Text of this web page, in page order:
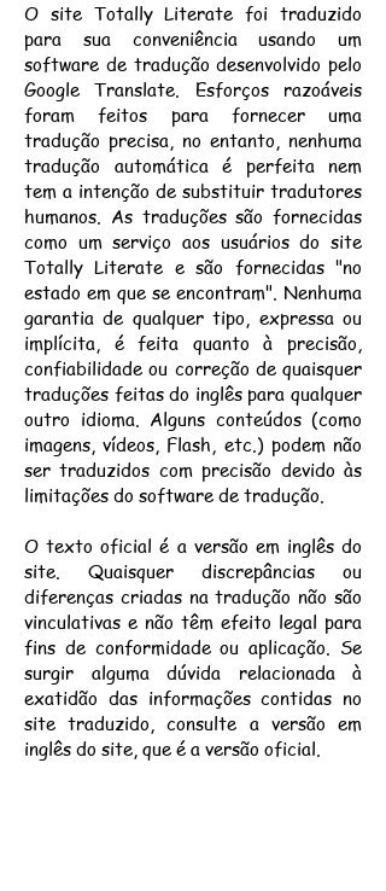
O site Totally Literate foi traduzido
para sua conveniência usando um
software de tradução desenvolvido pelo
Google Translate. Esforços razoáveis
foram feitos para fornecer uma
tradução precisa, no entanto, nenhuma
tradução automática é perfeita nem
tem a intenção de substituir tradutores
humanos. As traduções são fornecidas
como um serviço aos usuários do site
Totally Literate e são fornecidas "no
estado em que se encontram". Nenhuma
garantia de qualquer tipo, expressa ou
implícita, é feita quanto à precisão,
confiabilidade ou correção de quaisquer
traduções feitas do inglês para qualquer
outro idioma. Alguns conteúdos (como
imagens, vídeos, Flash, etc.) podem não
ser traduzidos com precisão devido às
limitações do software de tradução.
O texto oficial é a versão em inglês do
site. Quaisquer discrepâncias ou
diferenças criadas na tradução não são
vinculativas e não têm efeito legal para
fins de conformidade ou aplicação. Se
surgir alguma dúvida relacionada à
exatidão das informações contidas no
site traduzido, consulte a versão em
inglês do site, que é a versão oficial.